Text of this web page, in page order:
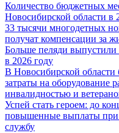
Количество бюджетных
Новосибирской области в
33 тысячи многодетных
получат компенсации за
Больше пеляди
в 2026 году
В Новосибирской области
затраты на оборудование
инвалидностью и
Успей стать героем: до
повышенные выплаты при
службу